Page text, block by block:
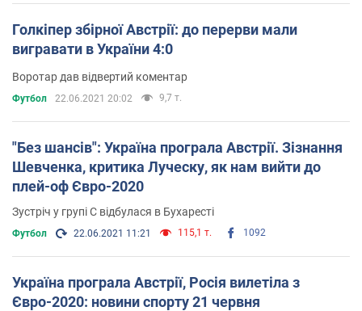
Голкіпер збірної Австрії: до перерви мали
вигравати в України 4:0
Воротар дав відвертий коментар
Футбол 22.06.2021 20:02 9,7 т.
"Без шансів": Україна програла Австрії. Зізнання
Шевченка, критика Луческу, як нам вийти до
плей-оф Євро-2020
Зустріч у групі С відбулася в Бухаресті
Футбол 22.06.2021 11:21 115,1 т. 1092
Україна програла Австрії, Росія вилетіла з
Євро-2020: новини спорту 21 червня